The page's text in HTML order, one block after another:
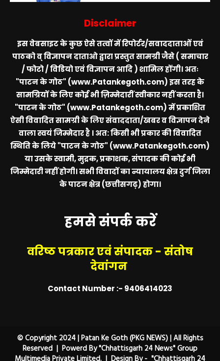
Disclaimer
इस वेबसाइट के कुछ ऐसे तत्वों में रिपोर्टर/सवाददाताओं एवं
पाठको व् विज्ञापन दाताओ द्वारा प्रस्तुत सामग्री जैसे ( समाचार
/ फोटो / विडियो एवं विज्ञापन आदि ) शामिल होंगी। अतः
"पाटन के गोठ" (www.Patankegoth.com)इस तरह के
सामग्रियों के लिए कोई भी ज़िम्मेदारीं स्वीकार नहीं करता है।
"पाटन के गोठ" (www.Patankegoth.com)में प्रकाशित
ऐसी विवादित सामग्री के लिए संवाददाता/खबर व विज्ञापन देने
वाला स्वयं जिम्मेदार है । अत: किसी भी प्रकार की विवादित
स्थिति के लिये"पाटन के गोठ" (www.Patankegoth.com)
या उसके स्वामी, मुद्रक, प्रकाशक, संपादक की कोई भी
जिम्मेदारी नहीं होगी। सभी विवादों का न्यायालय क्षेत्र दुर्ग जिला
के पाटन क्षेत्र (छत्तीसगढ़) होगा।
हमसे संपर्क करें
वरिष्ठ पत्रकार एवं संपादक - संतोष
देवांगन
Contact Number :- 9406414023
© Copyright 2024 | Patan Ke Goth (PKG NEWS) | All Rights
Reserved | Powerd By "Chhattisgarh 24 News" Group